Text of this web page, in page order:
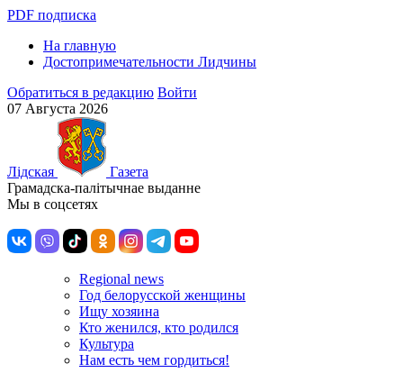
PDF подписка
На главную
Достопримечательности Лидчины
Обратиться в редакцию Войти
07 Августа 2026
Лiдская
Газета
Грамадска-палiтычнае выданне
Мы в соцсетях
Regional news
Год белорусской женщины
Ищу хозяина
Кто женился, кто родился
Культура
Нам есть чем гордиться!